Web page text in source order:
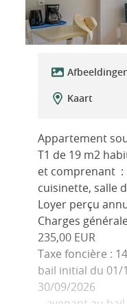
Kaart
Appartement
T1 de 19 m2
et comprenant :
cuisinette, salle
Loyer perçu
Charges
235,00 EUR
Taxe foncière :
bail initial du
30/09/2026